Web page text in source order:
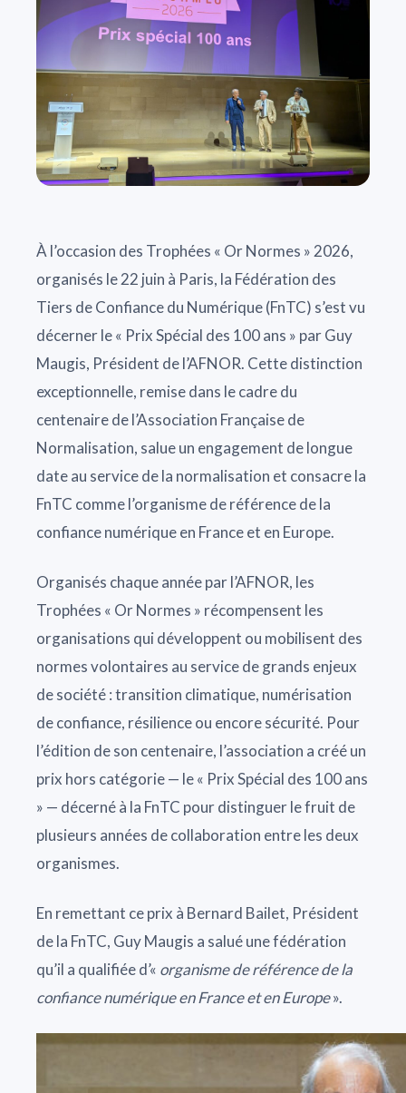
À l’occasion des Trophées « Or Normes » 2026,
organisés le 22 juin à Paris, la Fédération des
Tiers de Confiance du Numérique (FnTC) s’est vu
décerner le « Prix Spécial des 100 ans » par Guy
Maugis, Président de l’AFNOR. Cette distinction
exceptionnelle, remise dans le cadre du
centenaire de l’Association Française de
Normalisation, salue un engagement de longue
date au service de la normalisation et consacre la
FnTC comme l’organisme de référence de la
confiance numérique en France et en Europe.
Organisés chaque année par l’AFNOR, les
Trophées « Or Normes » récompensent les
organisations qui développent ou mobilisent des
normes volontaires au service de grands enjeux
de société : transition climatique, numérisation
de confiance, résilience ou encore sécurité. Pour
l’édition de son centenaire, l’association a créé un
prix hors catégorie — le « Prix Spécial des 100 ans
» — décerné à la FnTC pour distinguer le fruit de
plusieurs années de collaboration entre les deux
organismes.
En remettant ce prix à Bernard Bailet, Président
de la FnTC, Guy Maugis a salué une fédération
qu’il a qualifiée d’« organisme de référence de la
confiance numérique en France et en Europe».